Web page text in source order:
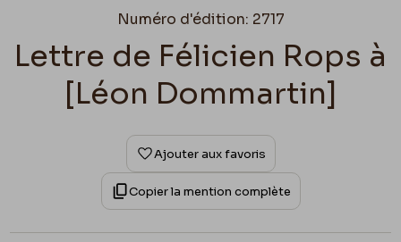
Numéro d'édition: 2717
Lettre de Félicien Rops à
[Léon Dommartin]
Ajouter aux favoris
Copier la mention complète